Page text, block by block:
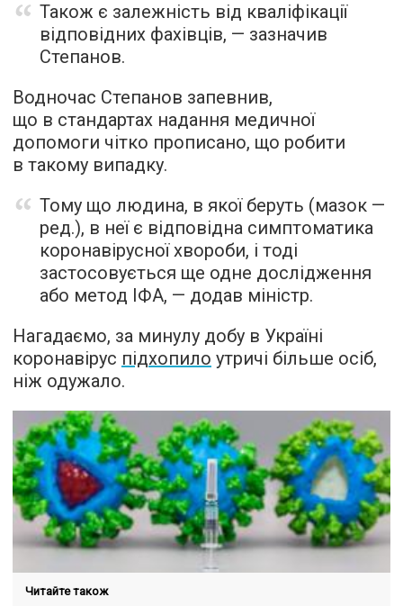
Також є залежність від кваліфікації
відповідних фахівців, — зазначив
Степанов.
Водночас Степанов запевнив,
що в стандартах надання медичної
допомоги чітко прописано, що робити
в такому випадку.
Тому що людина, в якої беруть (мазок —
ред.), в неї є відповідна симптоматика
коронавірусної хвороби, і тоді
застосовується ще одне дослідження
або метод ІФА, — додав міністр.
Нагадаємо, за минулу добу в Україні
коронавірус підхопило утричі більше осіб,
ніж одужало.
Читайте також